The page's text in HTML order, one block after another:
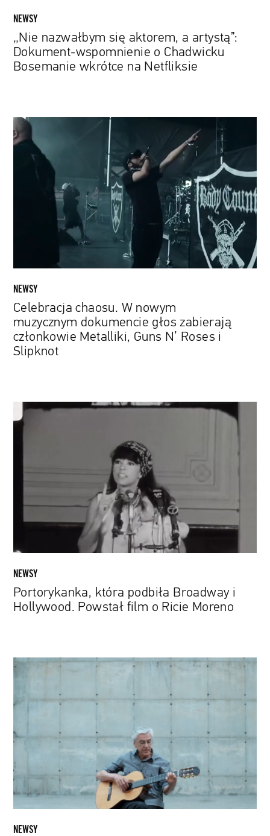
wkrótce
Netfliksie
NEWSY
„Nie nazwałbym się aktorem, a artystą”:
Dokument-wspomnienie o Chadwicku
Bosemanie wkrótce na Netfliksie
Celebracja
chaosu.
Guns
N’
i
Slipknot
NEWSY
Celebracja chaosu. W nowym
muzycznym dokumencie głos zabierają
członkowie Metalliki, Guns N’ Roses i
Slipknot
Portorykanka,
która
Moreno
NEWSY
Portorykanka, która podbiła Broadway i
Hollywood. Powstał film o Ricie Moreno
„Narcissus
Zobacz
dokumentu
Veloso,
ikonie
brazylijskiej
muzyki
NEWSY